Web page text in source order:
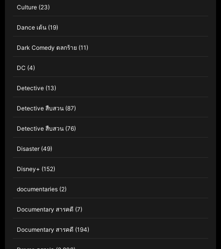
Culture (23)
Dance เต้น (19)
Dark Comedy ตลกร้าย (11)
DC (4)
Detective (13)
Detective สืบสวน (87)
Detective สืบสวน (76)
Disaster(49)
Disney+ (152)
documentaries (2)
Documentary สารคดี (7)
Documentary สารคดี (194)